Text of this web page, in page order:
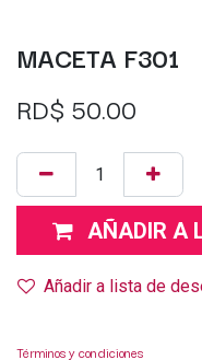
MACETA F301
RD$ 50.00
AÑADIR A
Añadir a lista de
Términos y condiciones